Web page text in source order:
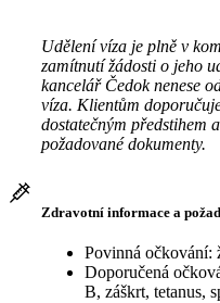
Udělení víza je plně v
zamítnutí žádosti o jeho
kancelář Čedok nenese
víza. Klientům
dostatečným předstihem
požadované dokumenty.
Zdravotní informace a
Povinná očkování:
Doporučená
B, záškrt, tetanus,